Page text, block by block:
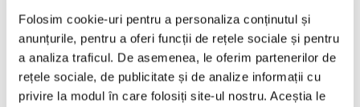
Folosim cookie-uri pentru a personaliza conținutul și
anunțurile, pentru a oferi funcții de rețele sociale și pentru
a analiza traficul. De asemenea, le oferim partenerilor de
rețele sociale, de publicitate și de analize informații cu
privire la modul în care folosiți site-ul nostru. Aceștia le